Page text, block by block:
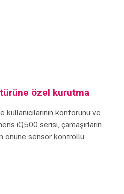
özel kurutma
konforunu ve
iQ500 serisi, çamaşırların
önüne sensor kontrollü